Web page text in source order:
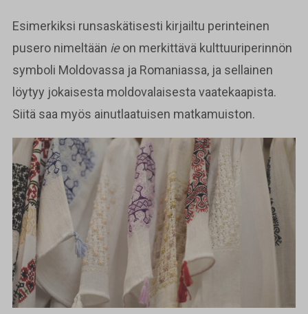
Esimerkiksi runsaskätisesti kirjailtu perinteinen
pusero nimeltään ieon merkittävä kulttuuriperinnön
symboli Moldovassa ja Romaniassa, ja sellainen
löytyy jokaisesta moldovalaisesta vaatekaapista.
Siitä saa myös ainutlaatuisen matkamuiston.